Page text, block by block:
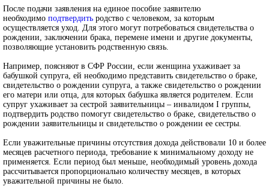
После подачи заявления на единое пособие заявителю
необходимо подтвердить родство с человеком, за которым
осуществляется уход. Для этого могут потребоваться свидетельства о
рождении, заключении брака, перемене имени и другие документы,
позволяющие установить родственную связь.
Например, поясняют в СФР России, если женщина ухаживает за
бабушкой супруга, ей необходимо представить свидетельство о браке,
свидетельство о рождении супруга, а также свидетельство о рождении
его матери или отца, для которых бабушка является родителем. Если
супруг ухаживает за сестрой заявительницы – инвалидом I группы,
подтвердить родство помогут свидетельство о браке, свидетельство о
рождении заявительницы и свидетельство о рождении ее сестры.
Если уважительные причины отсутствия дохода действовали 10 и более
месяцев расчетного периода, требование к минимальному доходу не
применяется. Если период был меньше, необходимый уровень дохода
рассчитывается пропорционально количеству месяцев, в которых
уважительной причины не было.